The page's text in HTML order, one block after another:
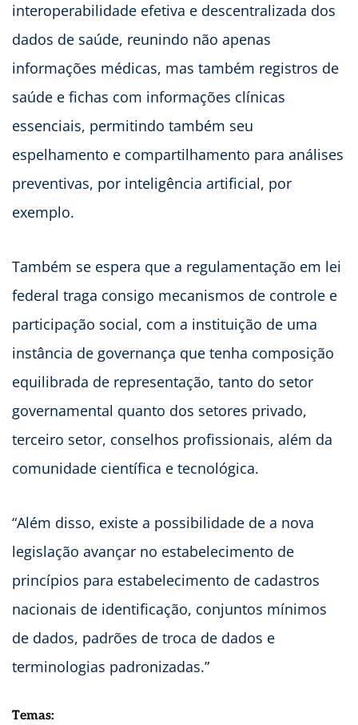
interoperabilidade efetiva e descentralizada dos
dados de saúde, reunindo não apenas
informações médicas, mas também registros de
saúde e fichas com informações clínicas
essenciais, permitindo também seu
espelhamento e compartilhamento para análises
preventivas, por inteligência artificial, por
exemplo.
Também se espera que a regulamentação em lei
federal traga consigo mecanismos de controle e
participação social, com a instituição de uma
instância de governança que tenha composição
equilibrada de representação, tanto do setor
governamental quanto dos setores privado,
terceiro setor, conselhos profissionais, além da
comunidade científica e tecnológica.
“Além disso, existe a possibilidade de a nova
legislação avançar no estabelecimento de
princípios para estabelecimento de cadastros
nacionais de identificação, conjuntos mínimos
de dados, padrões de troca de dados e
terminologias padronizadas.”
Temas: